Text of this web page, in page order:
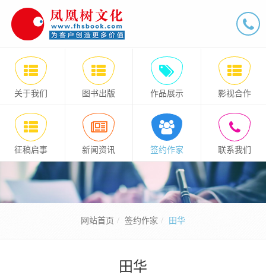
关于我们 图书出版 作品展示 影视合作
征稿启事 新闻资讯 签约作家 联系我们
网站首页 签约作家 田华
田华